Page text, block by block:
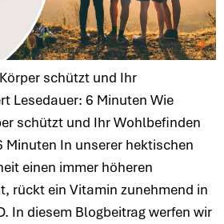
schützt und Ihr
Lesedauer: 6 Minuten Wie
schützt und Ihr Wohlbefinden
Minuten In unserer hektischen
einen immer höheren
rückt ein Vitamin zunehmend in
In diesem Blogbeitrag werfen wir